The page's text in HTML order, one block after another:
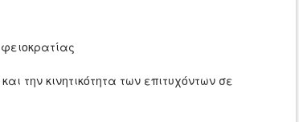
την κινητικότητα των επιτυχόντων σε